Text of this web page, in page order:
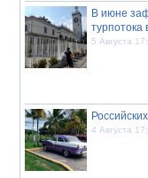
В июне
турпотока
5 Августа
4 Августа